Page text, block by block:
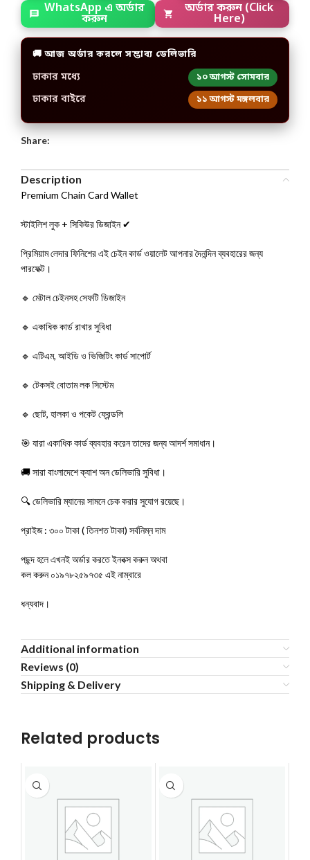
WhatsApp এ অর্ডার
করুন
অর্ডার করুন (Click
Here)
🚚 আজ অর্ডার করলে সম্ভাব্য ডেলিভারি
ঢাকার মধ্যে ১০ আগস্ট সোমবার
ঢাকার বাইরে ১১ আগস্ট মঙ্গলবার
Share:
Description
Premium Chain Card Wallet
স্টাইলিশ লুক + সিকিউর ডিজাইন ✔
প্রিমিয়াম লেদার ফিনিশের এই চেইন কার্ড ওয়ালেট আপনার দৈনন্দিন ব্যবহারের জন্য
পারফেক্ট।
🔹 মেটাল চেইনসহ সেফটি ডিজাইন
🔹 একাধিক কার্ড রাখার সুবিধা
🔹 এটিএম, আইডি ও ভিজিটিং কার্ড সাপোর্ট
🔹 টেকসই বোতাম লক সিস্টেম
🔹 ছোট, হালকা ও পকেট ফ্রেন্ডলি
🎯 যারা একাধিক কার্ড ব্যবহার করেন তাদের জন্য আদর্শ সমাধান।
🚚 সারা বাংলাদেশে ক্যাশ অন ডেলিভারি সুবিধা।
🔍 ডেলিভারি ম্যানের সামনে চেক করার সুযোগ রয়েছে।
প্রাইজ : ৩০০ টাকা ( তিনশত টাকা) সর্বনিম্ন দাম
পছন্দ হলে এখনই অর্ডার করতে ইনবক্স করুন অথবা
কল করুন ০১৯৭৮২৫৯৭৩৫ এই নাম্বারে
ধন্যবাদ।
Additional information
Reviews (0)
Shipping & Delivery
Related products